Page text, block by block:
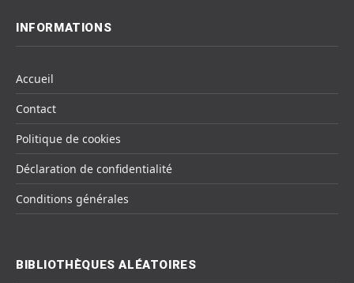
INFORMATIONS
Accueil
Contact
Politique de cookies
Déclaration de confidentialité
Conditions générales
BIBLIOTHÈQUES ALÉATOIRES